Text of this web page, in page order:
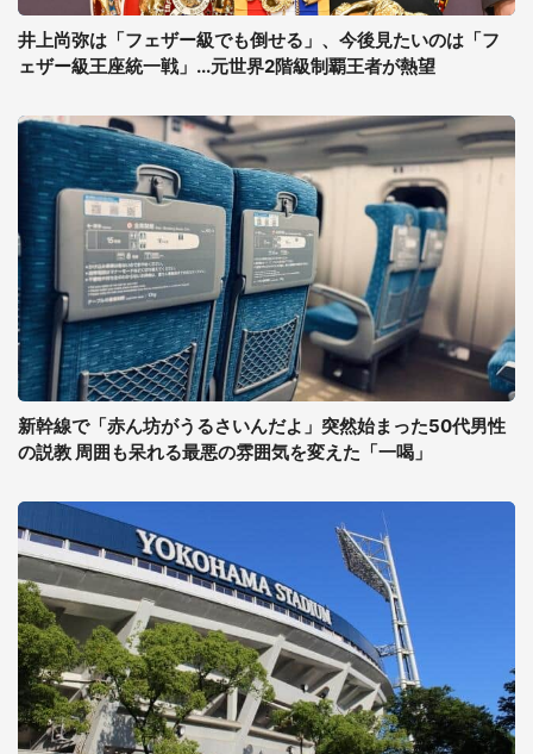
井上尚弥は「フェザー級でも倒せる」、今後見たいのは「フ
ェザー級王座統一戦」...元世界2階級制覇王者が熱望
新幹線で「赤ん坊がうるさいんだよ」突然始まった50代男性
の説教 周囲も呆れる最悪の雰囲気を変えた「一喝」